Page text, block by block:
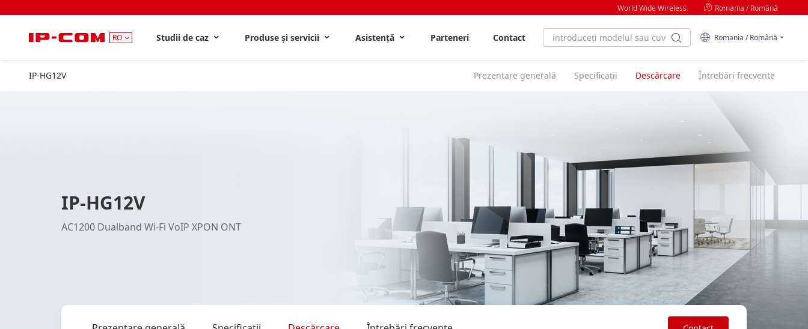
World Wide Wireless Romania / Română
RO Studii de caz Produse și servicii Asistență Parteneri Contact Romania / Română
IP-HG12V Prezentare generală Specificaţii Descărcare Întrebări frecvente
IP-HG12V
AC1200 Dualband Wi-Fi VoIP XPON ONT